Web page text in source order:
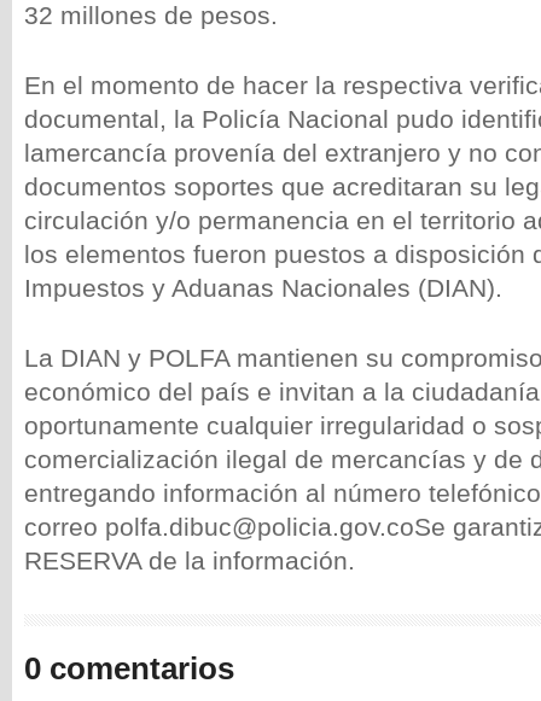
32 millones de pesos.
En el momento de hacer la respectiva
documental, la Policía Nacional pudo
lamercancía provenía del extranjero y no
documentos soportes que acreditaran su
circulación y/o permanencia en el territorio
los elementos fueron puestos a disposición
Impuestos y Aduanas Nacionales (DIAN).
La DIAN y POLFA mantienen su
económico del país e invitan a la
oportunamente cualquier irregularidad o
comercialización ilegal de mercancías y de
entregando información al número
correo polfa.dibuc@policia.gov.coSe
RESERVA de la información.
0 comentarios
wp-